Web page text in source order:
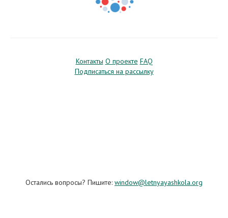
Контакты О проекте FAQ
Подписаться на рассылку
Остались вопросы? Пишите: window@letnyayashkola.org